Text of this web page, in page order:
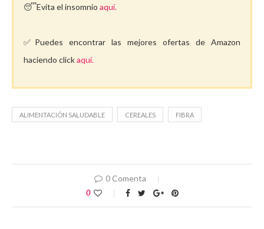
😴Evita el insomnio aquí.
✅Puedes encontrar las mejores ofertas de Amazon
haciendo clickaquí.
ALIMENTACIÓN SALUDABLE CEREALES FIBRA
0 Comenta
0